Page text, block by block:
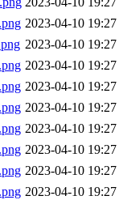
2023-04-10 19:27
2023-04-10 19:27
2023-04-10 19:27
2023-04-10 19:27
2023-04-10 19:27
2023-04-10 19:27
2023-04-10 19:27
2023-04-10 19:27
2023-04-10 19:27